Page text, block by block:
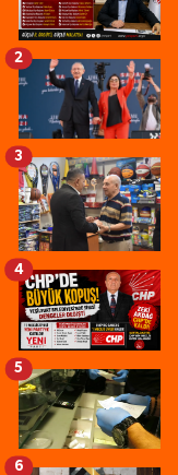
2
3
4
5
6